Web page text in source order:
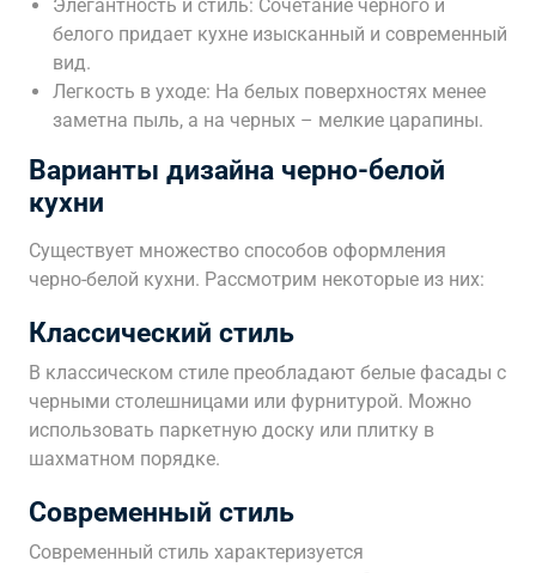
Элегантность и стиль: Сочетание черного и
белого придает кухне изысканный и современный
вид.
Легкость в уходе: На белых поверхностях менее
заметна пыль, а на черных – мелкие царапины.
Варианты дизайна черно-белой
кухни
Существует множество способов оформления
черно-белой кухни. Рассмотрим некоторые из них:
Классический стиль
В классическом стиле преобладают белые фасады с
черными столешницами или фурнитурой. Можно
использовать паркетную доску или плитку в
шахматном порядке.
Современный стиль
Современный стиль характеризуется